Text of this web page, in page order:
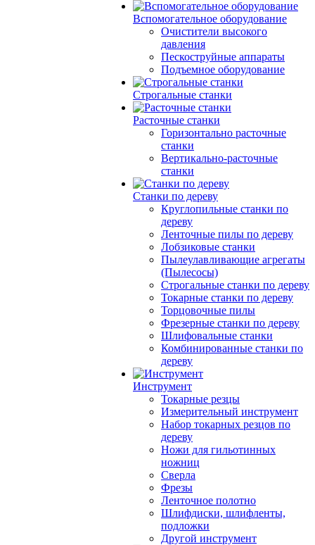
Вспомогательное оборудование
Очистители высокого
давления
Пескоструйные аппараты
Подъемное оборудование
Строгальные станки
Расточные станки
Горизонтально расточные
станки
Вертикально-расточные
станки
Станки по дереву
Круглопильные станки по
дереву
Ленточные пилы по дереву
Лобзиковые станки
Пылеулавливающие агрегаты
(Пылесосы)
Строгальные станки по дереву
Токарные станки по дереву
Торцовочные пилы
Фрезерные станки по дереву
Шлифовальные станки
Комбинированные станки по
дереву
Инструмент
Токарные резцы
Измерительный инструмент
Набор токарных резцов по
дереву
Ножи для гильотинных
ножниц
Сверла
Фрезы
Ленточное полотно
Шлифдиски, шлифленты,
подложки
Другой инструмент